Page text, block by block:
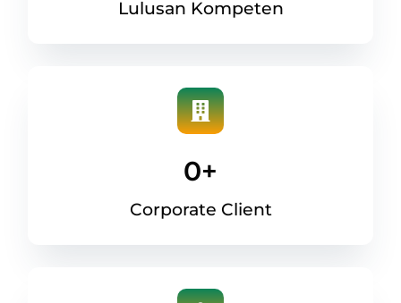
Lulusan Kompeten
0+
Corporate Client